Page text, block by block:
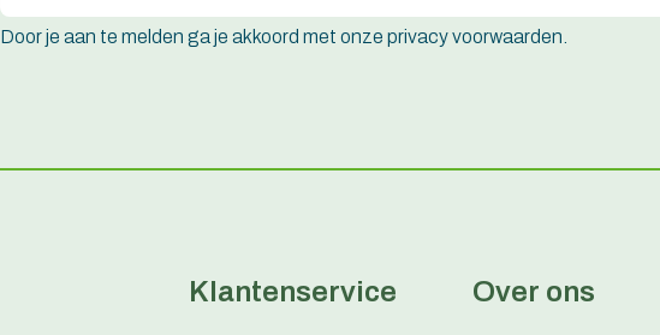
Door je aan te melden ga je akkoord met onze privacy voorwaarden.
Klantenservice Over ons